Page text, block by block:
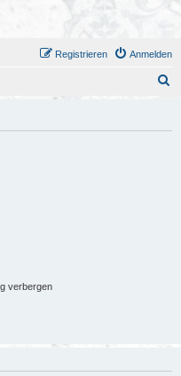
Anmelden
Registrieren
verbergen